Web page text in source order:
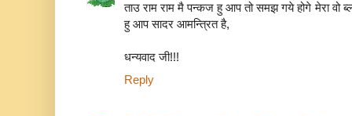
ताउ राम राम मै पन्कज हु आप तो समझ गये होगे मेरा वो
हु आप सादर आमन्त्रित है,
धन्यवाद जी!!!
Reply